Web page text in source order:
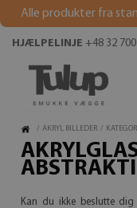
Alle produkter fra
HJÆLPELINJE +48 32
/ AKRYL BILLEDER /
Kan du ikke beslutte